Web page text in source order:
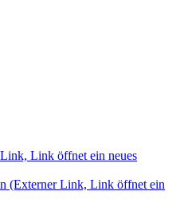
Link öffnet ein neues
(Externer Link, Link öffnet ein